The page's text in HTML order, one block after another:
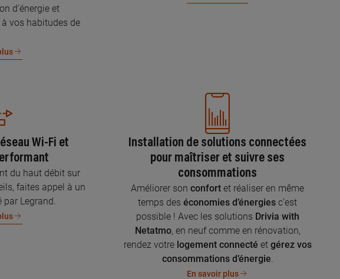
d’énergie et
vos habitudes de
Wi-Fi et
du haut débit sur
faites appel à un
par Legrand.
Installation de solutions connectées
pour maîtriser et suivre ses
consommations
Améliorer son confort et réaliser en même
temps des économies d’énergies c’est
possible ! Avec les solutions Drivia with
Netatmo, en neuf comme en rénovation,
rendez votre logement connecté et gérez vos
consommations d’énergie.
En savoir plus